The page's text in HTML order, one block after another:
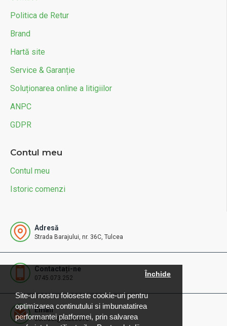
Site-ul nostru foloseste cookie-uri pentru
optimizarea continutului si imbunatatirea
performantei platformei, prin salvarea
Închide
Politica de Retur
Brand
Hartă site
Service & Garanție
Soluționarea online a litigiilor
ANPC
GDPR
Contul meu
Contul meu
Istoric comenzi
Adresă
Strada Barajului, nr. 36C, Tulcea
Contactați-ne
0745.073.252
Email
contact@rdbeco.ro